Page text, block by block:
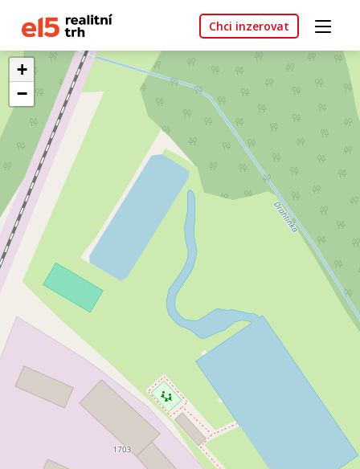
Chci inzerovat
+
−